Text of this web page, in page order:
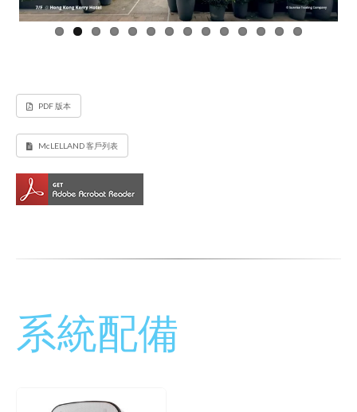
PDF 版本
McLELLAND 客戶列表
系統配備